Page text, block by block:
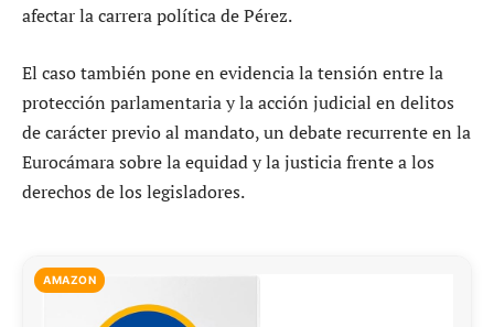
afectar la carrera política de Pérez.
El caso también pone en evidencia la tensión entre la
protección parlamentaria y la acción judicial en delitos
de carácter previo al mandato, un debate recurrente en la
Eurocámara sobre la equidad y la justicia frente a los
derechos de los legisladores.
AMAZON